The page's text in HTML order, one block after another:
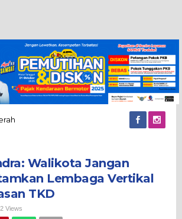
Kambinghitamkan
Vertikal
di
TKD
Walikota Jangan
Lembaga Vertikal
TKD
Views